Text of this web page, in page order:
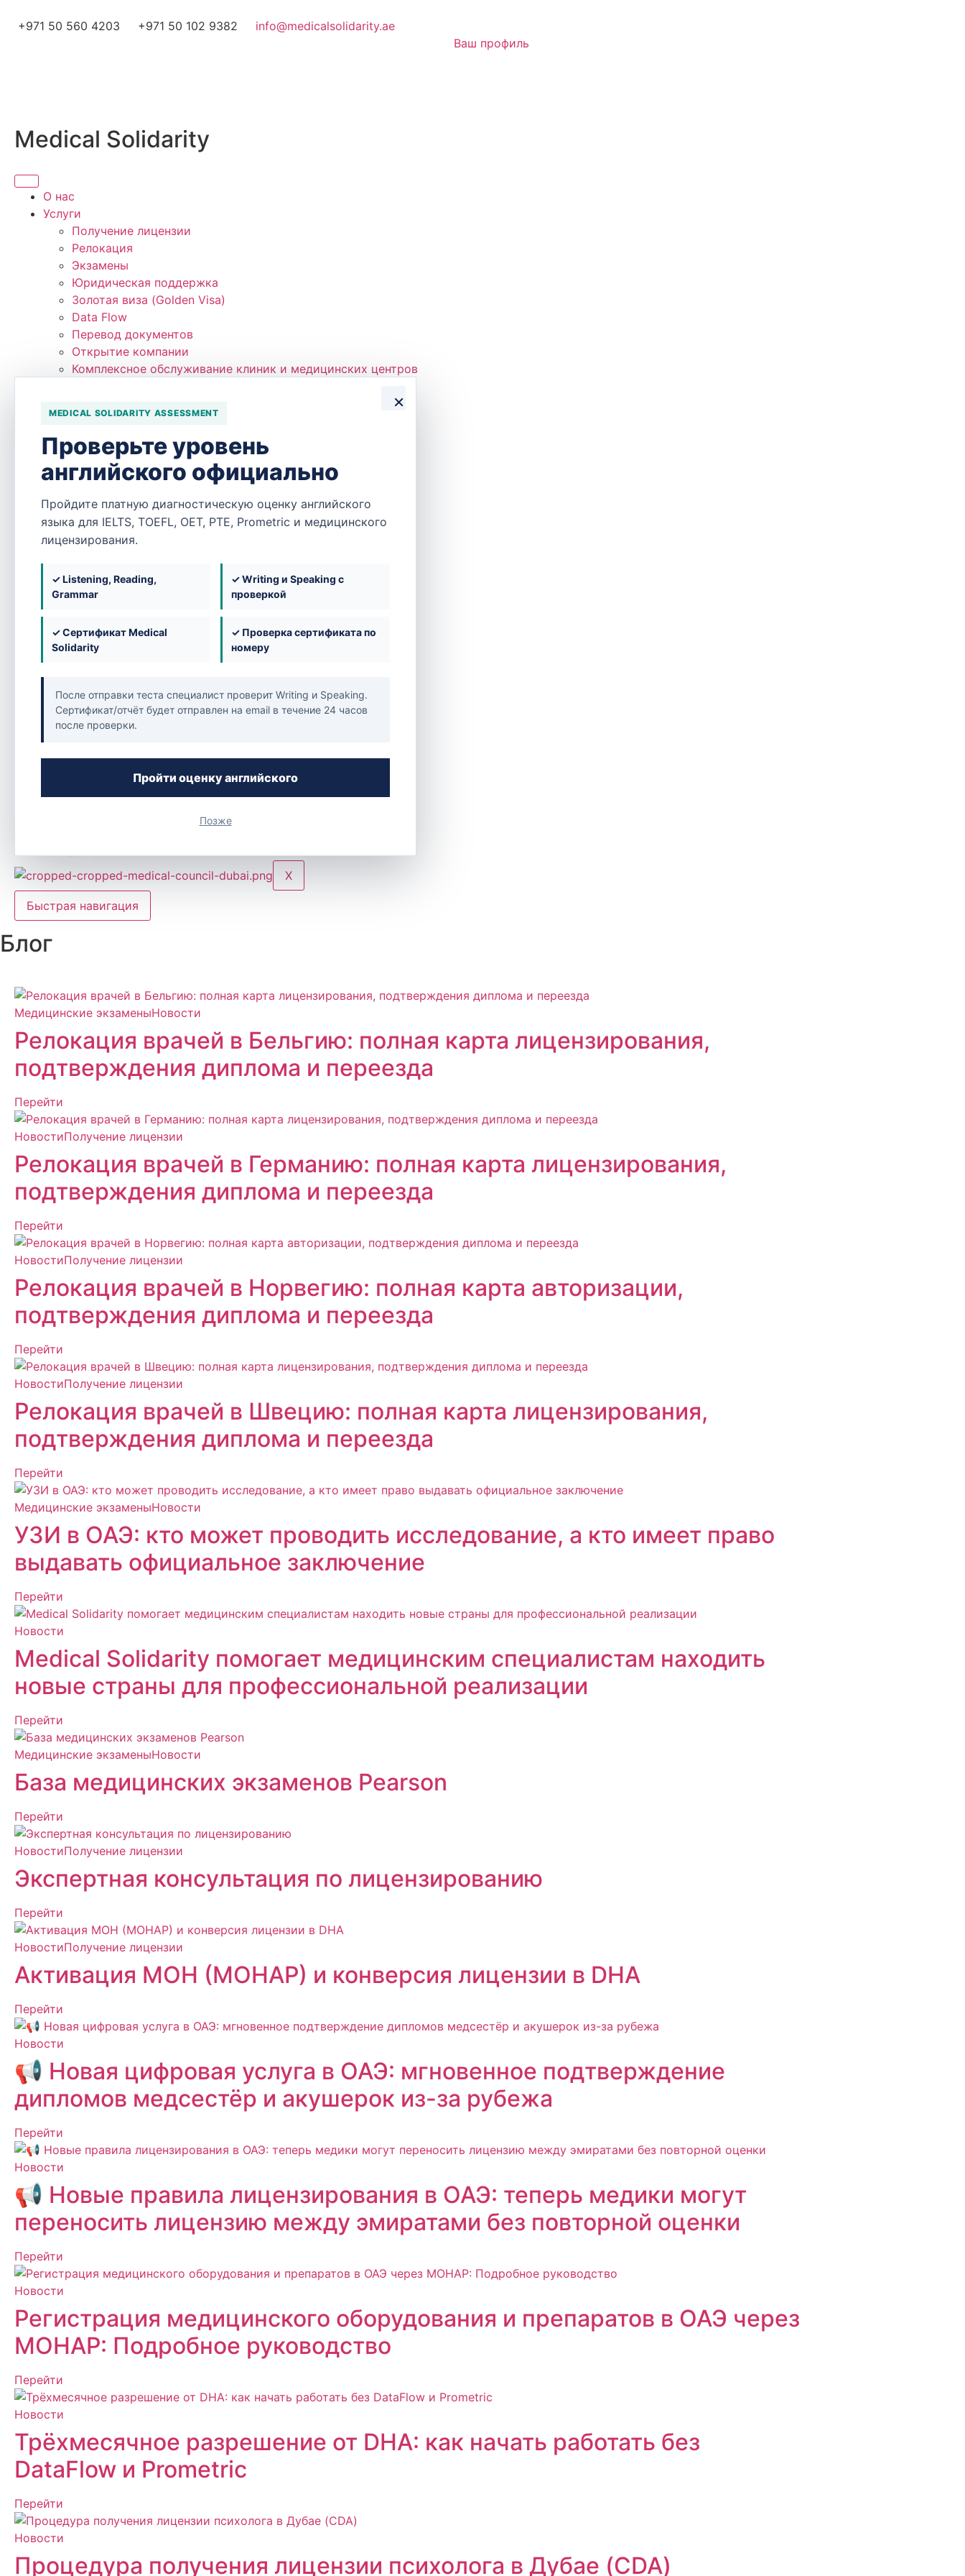
+971 50 560 4203 +971 50 102 9382
info@medicalsolidarity.ae
Ваш профиль
Medical Solidarity
×
MEDICAL SOLIDARITY ASSESSMENT
Проверьте уровень
английского официально
Пройдите платную диагностическую оценку английского
языка для IELTS, TOEFL, OET, PTE, Prometric и медицинского
лицензирования.
✓ Listening, Reading,
Grammar
✓ Writing и Speaking с
проверкой
✓ Сертификат Medical
Solidarity
✓ Проверка сертификата по
номеру
После отправки теста специалист проверит Writing и Speaking.
Сертификат/отчёт будет отправлен на email в течение 24 часов
после проверки.
Пройти оценку английского
Позже
О нас
Услуги
Получение лицензии
Релокация
Экзамены
Юридическая поддержка
Золотая виза (Golden Visa)
Data Flow
Перевод документов
Открытие компании
Комплексное обслуживание клиник и медицинских центров
Test Center
ACT®
Pearson VUE
PSI
Базы
База знаний
База учреждений
База языковых экзаменов
Обучение
Медицинские экзамены
Языковые экзамены
Подсказки и помощь при трудоустройстве
Бахрейн
Кувейт
Катар
Вакансии
Контакты
X
Быстрая навигация
Блог
Медицинские экзаменыНовости
Релокация врачей в Бельгию: полная карта лицензирования,
подтверждения диплома и переезда
Перейти
НовостиПолучение лицензии
Релокация врачей в Германию: полная карта лицензирования,
подтверждения диплома и переезда
Перейти
НовостиПолучение лицензии
Релокация врачей в Норвегию: полная карта авторизации,
подтверждения диплома и переезда
Перейти
НовостиПолучение лицензии
Релокация врачей в Швецию: полная карта лицензирования,
подтверждения диплома и переезда
Перейти
Медицинские экзаменыНовости
УЗИ в ОАЭ: кто может проводить исследование, а кто имеет право
выдавать официальное заключение
Перейти
Новости
Medical Solidarity помогает медицинским специалистам находить
новые страны для профессиональной реализации
Перейти
Медицинские экзаменыНовости
База медицинских экзаменов Pearson
Перейти
НовостиПолучение лицензии
Экспертная консультация по лицензированию
Перейти
НовостиПолучение лицензии
Активация MOH (MOHAP) и конверсия лицензии в DHA
Перейти
Новости
📢 Новая цифровая услуга в ОАЭ: мгновенное подтверждение
дипломов медсестёр и акушерок из-за рубежа
Перейти
Новости
📢 Новые правила лицензирования в ОАЭ: теперь медики могут
переносить лицензию между эмиратами без повторной оценки
Перейти
Новости
Регистрация медицинского оборудования и препаратов в ОАЭ через
MOHAP: Подробное руководство
Перейти
Новости
Трёхмесячное разрешение от DHA: как начать работать без
DataFlow и Prometric
Перейти
Новости
Процедура получения лицензии психолога в Дубае (CDA)